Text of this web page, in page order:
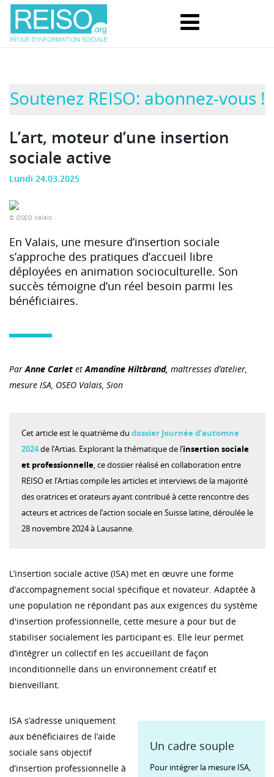
Soutenez REISO: abonnez-vous !
L’art, moteur d’une insertion
sociale active
Lundi 24.03.2025
© OSEO Valais
En Valais, une mesure d’insertion sociale
s’approche des pratiques d’accueil libre
déployées en animation socioculturelle. Son
succès témoigne d’un réel besoin parmi les
bénéficiaires.
ParAnne Carlet etAmandine Hiltbrand, maîtresses d’atelier,
mesure ISA, OSEO Valais, Sion
Cet article est le quatrième du dossier Journée d’automne
2024de l’Artias. Explorant la thématique de l’insertion sociale
et professionnelle, ce dossier réalisé en collaboration entre
REISO et l’Artias compile les articles et interviews de la majorité
des oratrices et orateurs ayant contribué à cette rencontre des
acteurs et actrices de l’action sociale en Suisse latine, déroulée le
28 novembre 2024 à Lausanne.
L’insertion sociale active (ISA) met en œuvre une forme
d’accompagnement social spécifique et novateur. Adaptée à
une population ne répondant pas aux exigences du système
d'insertion professionnelle, cette mesure a pour but de
stabiliser socialement les participant·es. Elle leur permet
d’intégrer un collectif en les accueillant de façon
inconditionnelle dans un environnement créatif et
bienveillant.
Un cadre souple
Pour intégrer la mesure ISA,
ISA s’adresse uniquement
aux bénéficiaires de l’aide
sociale sans objectif
d’insertion professionnelle à